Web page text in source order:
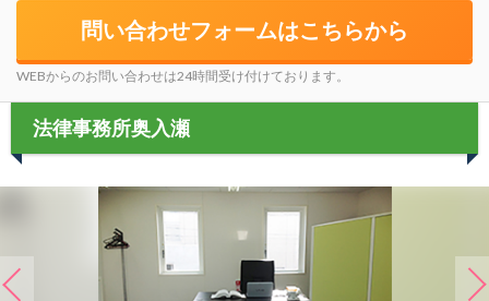
問い合わせフォームはこちらから
WEBからのお問い合わせは24時間受け付けております。
法律事務所奥入瀬